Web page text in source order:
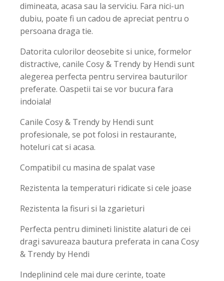
dimineata, acasa sau la serviciu. Fara nici-un
dubiu, poate fi un cadou de apreciat pentru o
persoana draga tie.
Datorita culorilor deosebite si unice, formelor
distractive, canile Cosy & Trendy by Hendi sunt
alegerea perfecta pentru servirea bauturilor
preferate. Oaspetii tai se vor bucura fara
indoiala!
Canile Cosy & Trendy by Hendi sunt
profesionale, se pot folosi in restaurante,
hoteluri cat si acasa.
Compatibil cu masina de spalat vase
Rezistenta la temperaturi ridicate si cele joase
Rezistenta la fisuri si la zgarieturi
Perfecta pentru dimineti linistite alaturi de cei
dragi savureaza bautura preferata in cana Cosy
& Trendy by Hendi
Indeplinind cele mai dure cerinte, toate